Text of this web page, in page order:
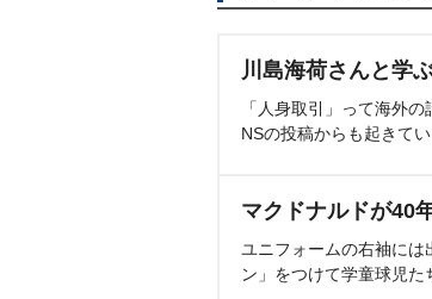
川島海荷さんと学
「人身取引」って海外
NSの投稿からも起きて
マクドナルドが40
ユニフォームの右袖に
ン」をつけて学童球児た